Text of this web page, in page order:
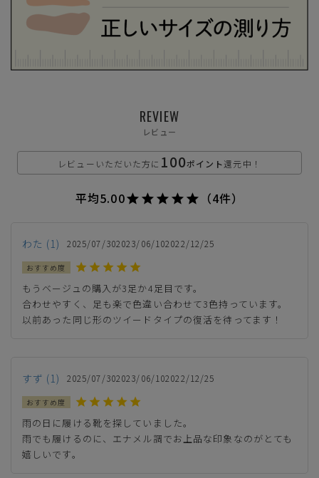
L(24.0cm) カートに入れる
カートに入れる
ベージュ
S(23.0cm)
在庫切れ —
M(23.5cm)
L(24.0cm) カートに入れる
3L(25.5cm)
ワイン
REVIEW
レビュー
レビューいただいた方に 100ポイント還元中！
平均5.00 （4件）
わた 1 2025/07/302023/06/102022/12/25
もうベージュの購入が3足か4足目です。
合わせやすく、足も楽で色違い合わせて3色持っています。
以前あった同じ形のツイードタイプの復活を待ってます！
すず 1 2025/07/302023/06/102022/12/25
雨の日に履ける靴を探していました。
雨でも履けるのに、エナメル調でお上品な印象なのがとても
嬉しいです。